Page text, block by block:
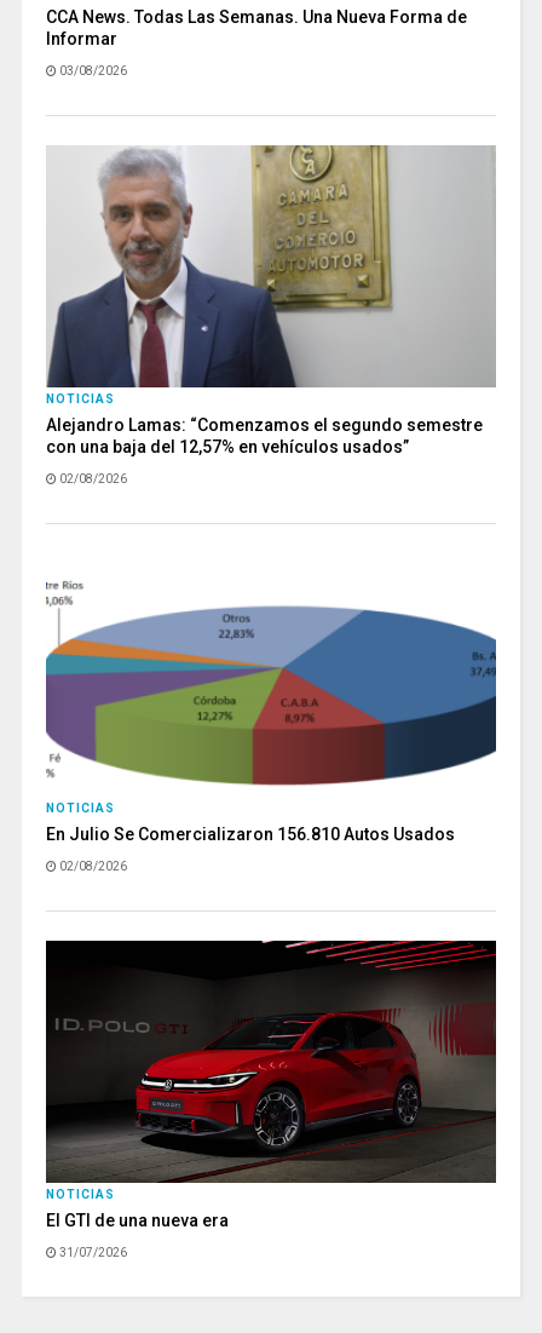
CCA News. Todas Las Semanas. Una Nueva Forma de
Informar
03/08/2026
NOTICIAS
Alejandro Lamas: “Comenzamos el segundo semestre
con una baja del 12,57% en vehículos usados”
02/08/2026
NOTICIAS
En Julio Se Comercializaron 156.810 Autos Usados
02/08/2026
NOTICIAS
El GTI de una nueva era
31/07/2026